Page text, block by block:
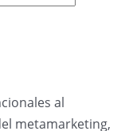
al
metamarketing,